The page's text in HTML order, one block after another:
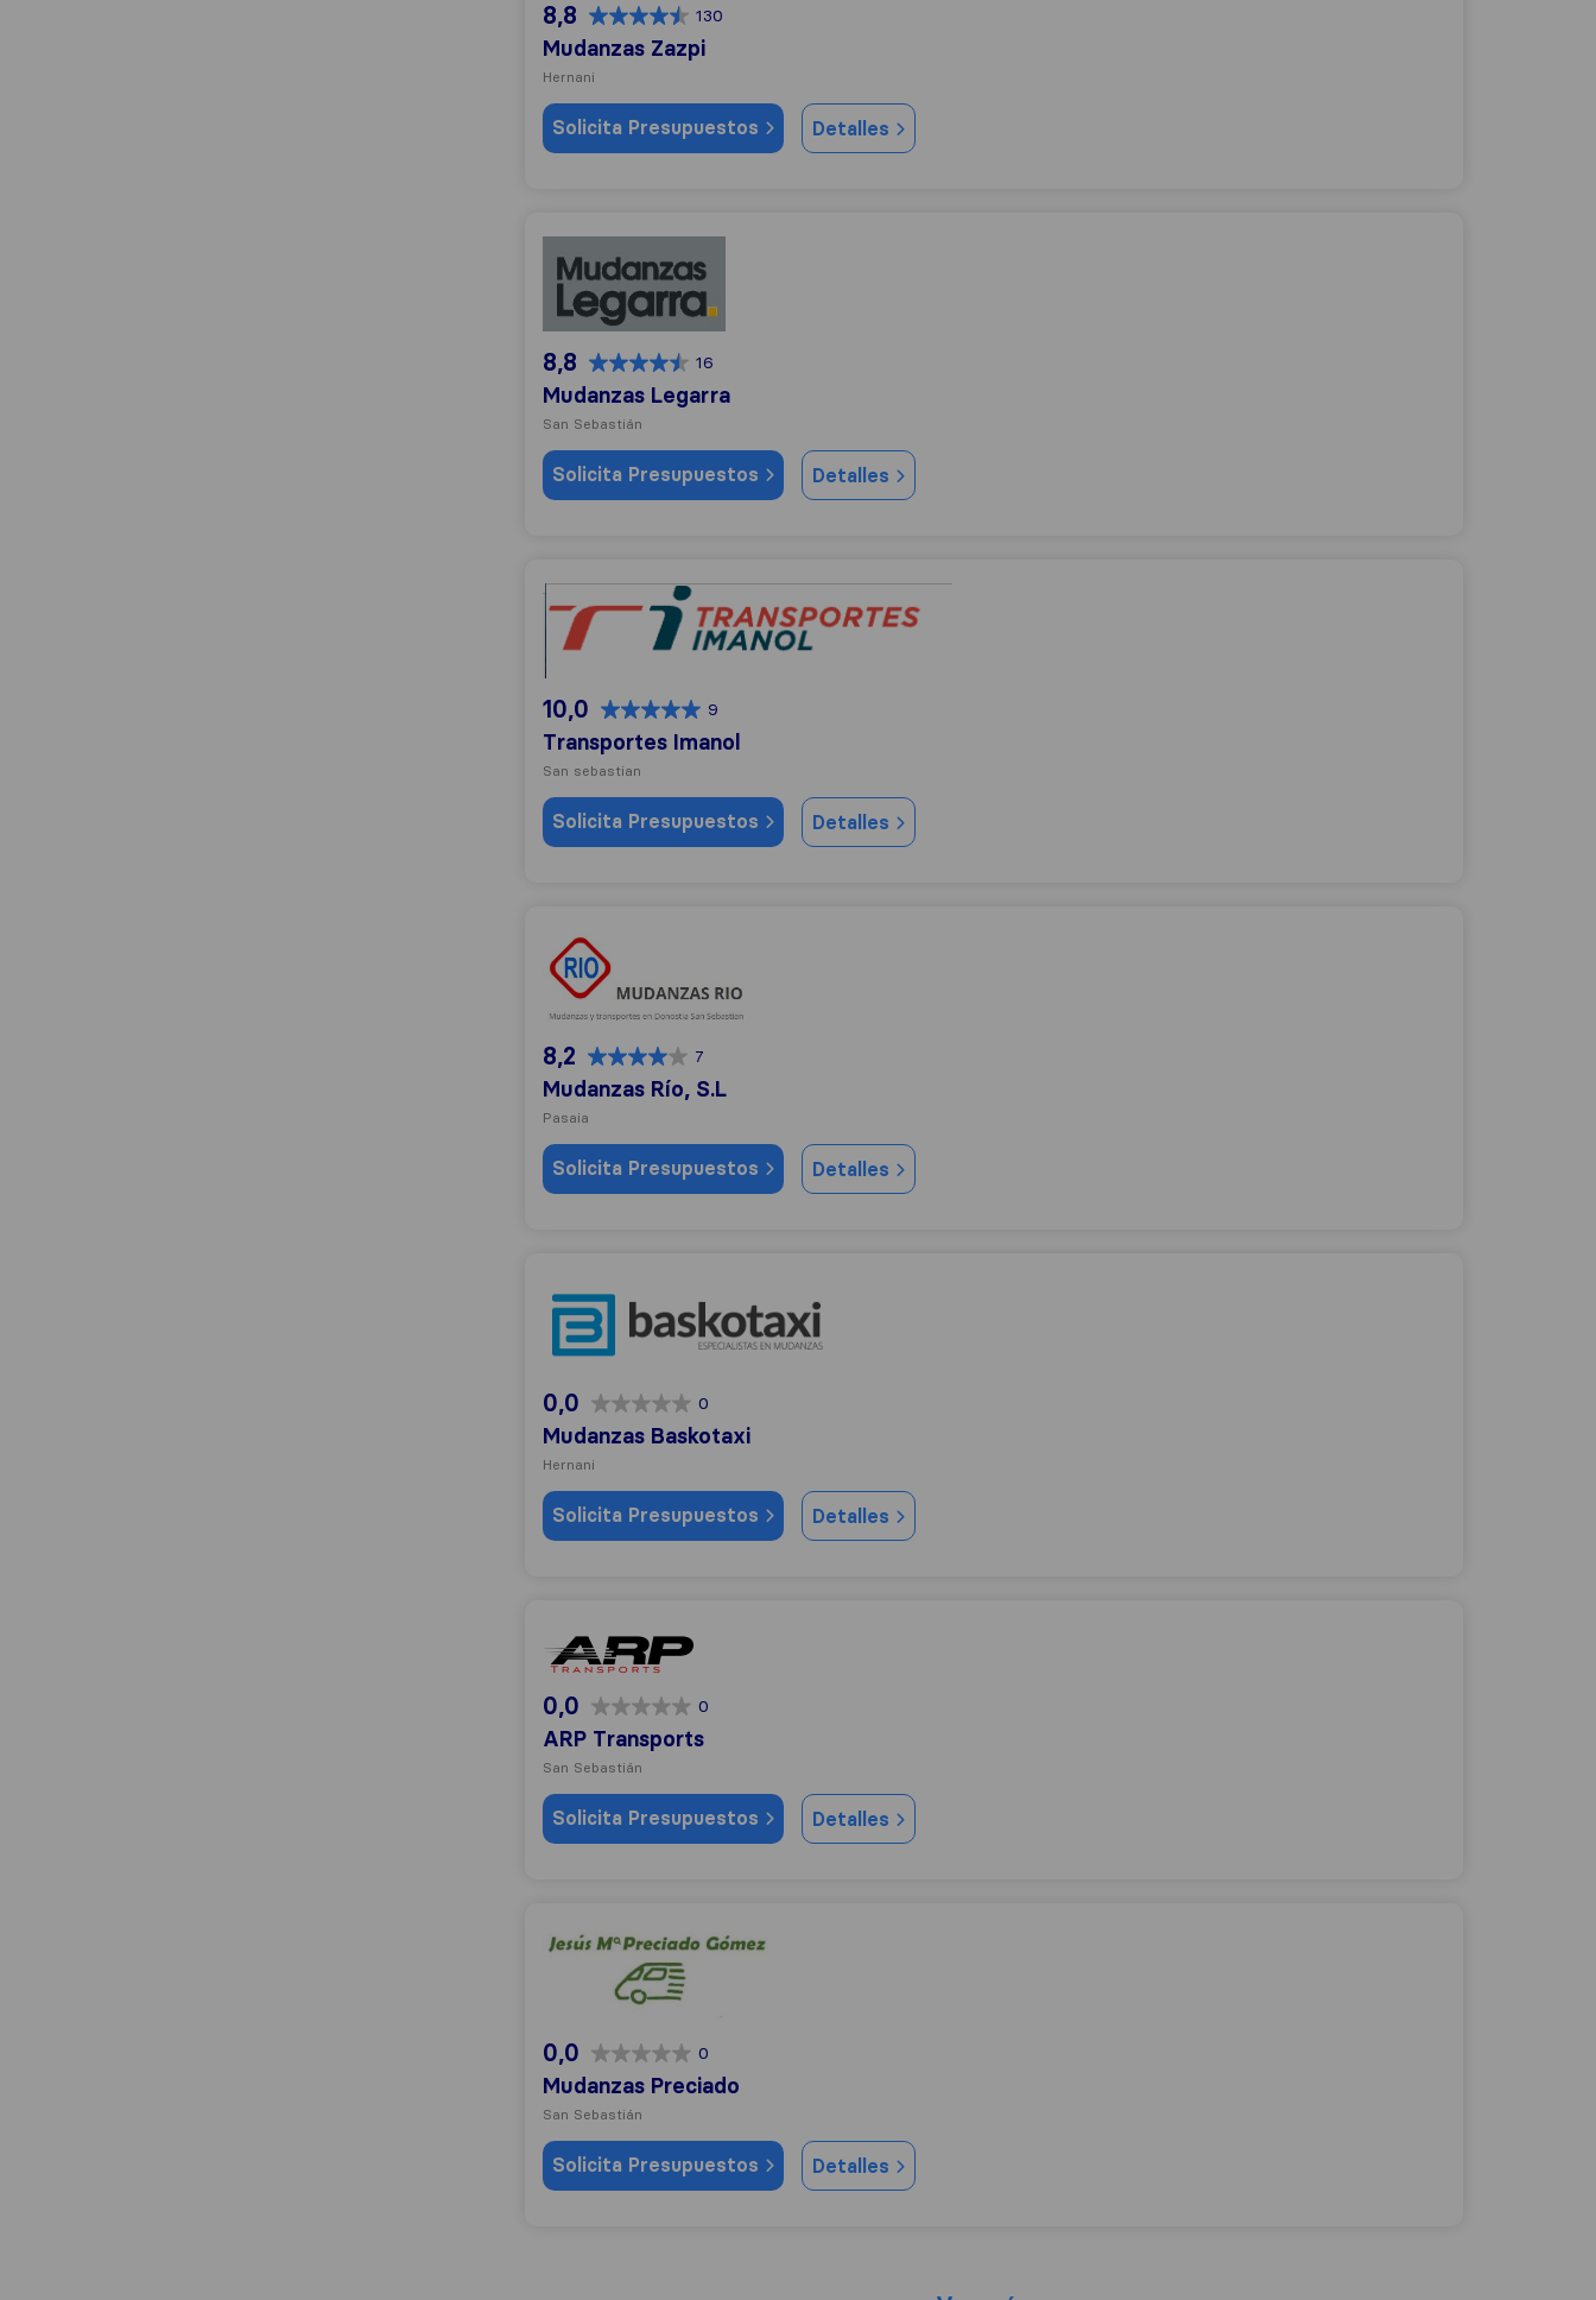
8,8 130
Mudanzas Zazpi
Hernani
Solicita Presupuestos Detalles
8,8 16
Mudanzas Legarra
San Sebastián
Solicita Presupuestos Detalles
Transportes Imanol
10,0 9
Transportes Imanol
San sebastian
Solicita Presupuestos Detalles
Mudanzas Río, S.L
8,2 7
Mudanzas Río, S.L
Pasaia
Solicita Presupuestos Detalles
Mudanzas Baskotaxi
0,0 0
Mudanzas Baskotaxi
Hernani
Solicita Presupuestos Detalles
ARP Transports
0,0 0
ARP Transports
San Sebastián
Solicita Presupuestos Detalles
Mudanzas Preciado
0,0 0
Mudanzas Preciado
San Sebastián
Solicita Presupuestos Detalles